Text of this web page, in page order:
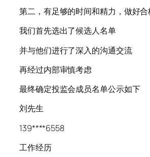
第二，有足够的时间和精力，做好
我们首先选出了候选人名单
并与他们进行了深入的沟通交流
再经过内部审慎考虑
最终确定投监会成员名单公示如下
刘先生
139****6558
工作经历